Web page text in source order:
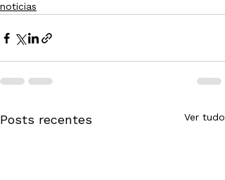
noticias
Posts recentes Ver tudo